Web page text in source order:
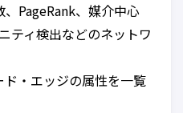
、PageRank、媒介中心
ティ検出などのネットワ
ド・エッジの属性を一覧